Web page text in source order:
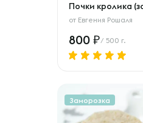
Почки кролика
от Евгения Рошаля
800 / 500 г.
Заморозка